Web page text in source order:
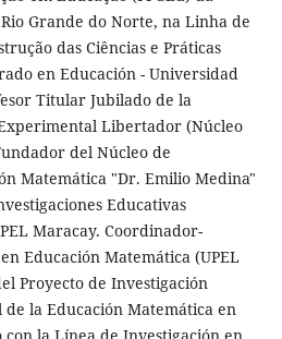
Grande do Norte, na Linha de
das Ciências e Práticas
en Educación - Universidad
Titular Jubilado de la
Libertador (Núcleo
del Núcleo de
Matemática "Dr. Emilio Medina"
Educativas
Maracay. Coordinador-
Educación Matemática (UPEL
Proyecto de Investigación
la Educación Matemática en